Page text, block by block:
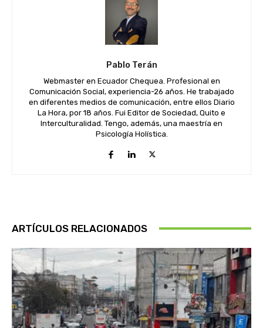
Pablo Terán
Webmaster en Ecuador Chequea. Profesional en
Comunicación Social, experiencia-26 años. He trabajado
en diferentes medios de comunicación, entre ellos Diario
La Hora, por 18 años. Fui Editor de Sociedad, Quito e
Interculturalidad. Tengo, además, una maestría en
Psicología Holística.
ARTÍCULOS RELACIONADOS